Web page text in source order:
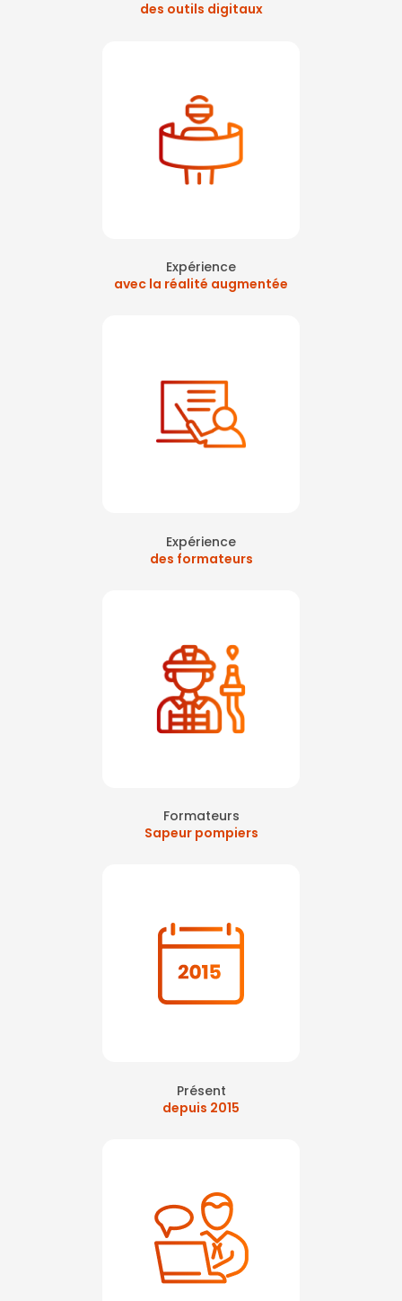
des outils digitaux
Expérience
avec la réalité augmentée
Expérience
des formateurs
Formateurs
Sapeur pompiers
Présent
depuis 2015